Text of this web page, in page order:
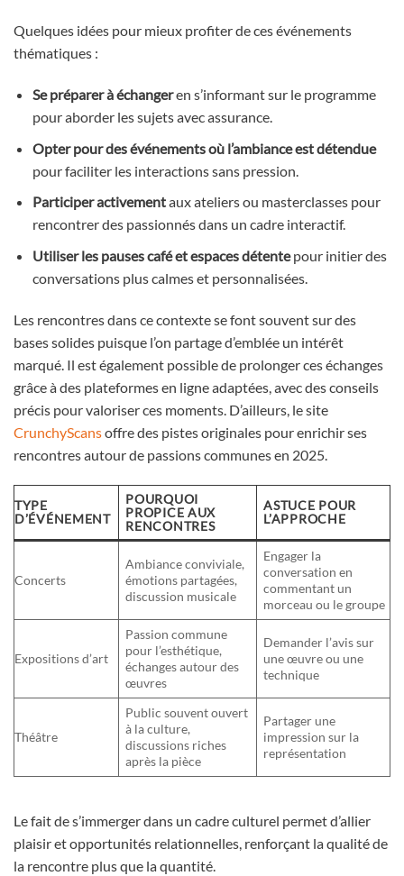
Quelques idées pour mieux profiter de ces événements
thématiques :
Se préparer à échangeren s’informant sur le programme
pour aborder les sujets avec assurance.
Opter pour des événements où l’ambiance est détendue
pour faciliter les interactions sans pression.
Participer activementaux ateliers ou masterclasses pour
rencontrer des passionnés dans un cadre interactif.
Utiliser les pauses café et espaces détentepour initier des
conversations plus calmes et personnalisées.
Les rencontres dans ce contexte se font souvent sur des
bases solides puisque l’on partage d’emblée un intérêt
marqué. Il est également possible de prolonger ces échanges
grâce à des plateformes en ligne adaptées, avec des conseils
précis pour valoriser ces moments. D’ailleurs, le site
CrunchyScansoffre des pistes originales pour enrichir ses
rencontres autour de passions communes en 2025.
TYPE
D’ÉVÉNEMENT
POURQUOI
PROPICE AUX
RENCONTRES
ASTUCE POUR
L’APPROCHE
Concerts
Ambiance conviviale,
émotions partagées,
discussion musicale
Engager la
conversation en
commentant un
morceau ou le groupe
Expositions d’art
Passion commune
pour l’esthétique,
échanges autour des
œuvres
Demander l’avis sur
une œuvre ou une
technique
Théâtre
Public souvent ouvert
à la culture,
discussions riches
après la pièce
Partager une
impression sur la
représentation
Le fait de s’immerger dans un cadre culturel permet d’allier
plaisir et opportunités relationnelles, renforçant la qualité de
la rencontre plus que la quantité.